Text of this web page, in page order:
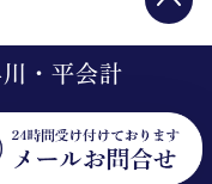
・平会計